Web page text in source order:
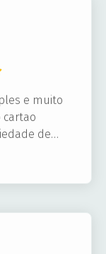
e muito
cartao
de